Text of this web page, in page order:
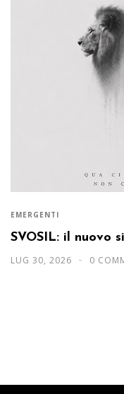
EMERGENTI
SVOSIL: il nuovo
LUG 30, 2026 0